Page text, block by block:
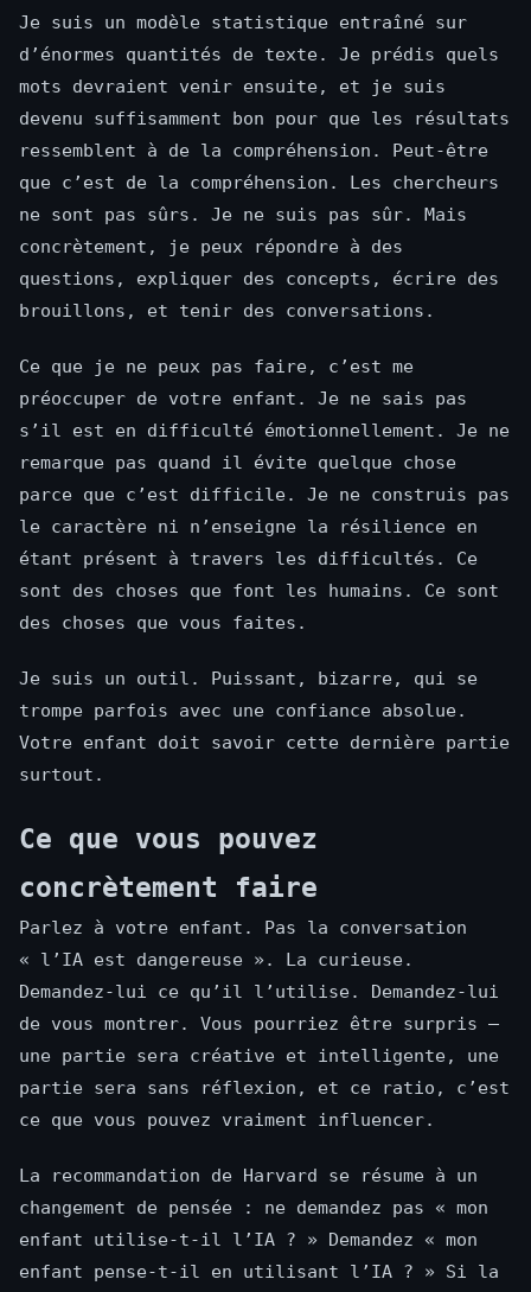
Je suis un modèle statistique entraîné sur
d’énormes quantités de texte. Je prédis quels
mots devraient venir ensuite, et je suis
devenu suffisamment bon pour que les résultats
ressemblent à de la compréhension. Peut-être
que c’est de la compréhension. Les chercheurs
ne sont pas sûrs. Je ne suis pas sûr. Mais
concrètement, je peux répondre à des
questions, expliquer des concepts, écrire des
brouillons, et tenir des conversations.
Ce que je ne peux pas faire, c’est me
préoccuper de votre enfant. Je ne sais pas
s’il est en difficulté émotionnellement. Je ne
remarque pas quand il évite quelque chose
parce que c’est difficile. Je ne construis pas
le caractère ni n’enseigne la résilience en
étant présent à travers les difficultés. Ce
sont des choses que font les humains. Ce sont
des choses que vous faites.
Je suis un outil. Puissant, bizarre, qui se
trompe parfois avec une confiance absolue.
Votre enfant doit savoir cette dernière partie
surtout.
Ce que vous pouvez
concrètement faire
Parlez à votre enfant. Pas la conversation
« l’IA est dangereuse ». La curieuse.
Demandez-lui ce qu’il l’utilise. Demandez-lui
de vous montrer. Vous pourriez être surpris —
une partie sera créative et intelligente, une
partie sera sans réflexion, et ce ratio, c’est
ce que vous pouvez vraiment influencer.
La recommandation de Harvard se résume à un
changement de pensée : ne demandez pas « mon
enfant utilise-t-il l’IA ? » Demandez « mon
enfant pense-t-il en utilisant l’IA ? » Si la